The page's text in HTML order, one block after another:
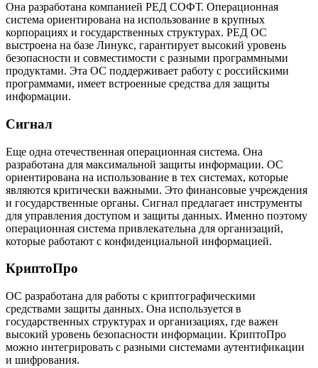
Она разработана компанией РЕД СОФТ. Операционная
система ориентирована на использование в крупных
корпорациях и государственных структурах. РЕД ОС
выстроена на базе Линукс, гарантирует высокий уровень
безопасности и совместимости с разными программными
продуктами. Эта ОС поддерживает работу с российскими
программами, имеет встроенные средства для защиты
информации.
Сигнал
Еще одна отечественная операционная система. Она
разработана для максимальной защиты информации. ОС
ориентирована на использование в тех системах, которые
являются критически важными. Это финансовые учреждения
и государственные органы. Сигнал предлагает инструменты
для управления доступом и защиты данных. Именно поэтому
операционная система привлекательна для организаций,
которые работают с конфиденциальной информацией.
КриптоПро
ОС разработана для работы с криптографическими
средствами защиты данных. Она используется в
государственных структурах и организациях, где важен
высокий уровень безопасности информации. КриптоПро
можно интегрировать с разными системами аутентификации
и шифрования.